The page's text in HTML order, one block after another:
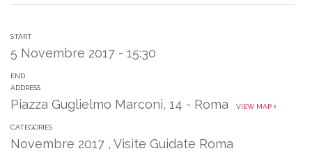
START
5 Novembre 2017 - 15:30
END
ADDRESS
Piazza Guglielmo Marconi, 14 - Roma VIEW MAP
CATEGORIES
Novembre 2017 , Visite Guidate Roma